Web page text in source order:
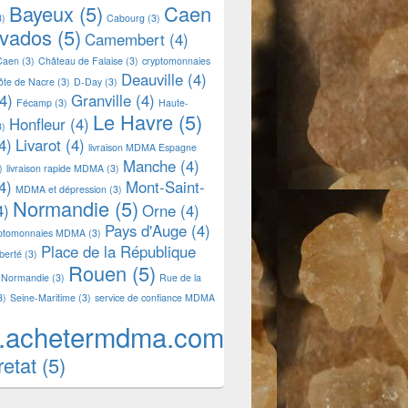
Bayeux (5) Cabourg (3) Caen
(5) Camembert (4)
(3) Château de Falaise (3) cryptomonnaies
de Nacre(3) D-Day (3) Deauville (4)
Fécamp (3) Granville (4) Haute-
Honfleur (4) Le Havre (5)
Livarot (4) livraison MDMA Espagne
livraison rapide MDMA (3) Manche (4)
MDMA et dépression (3) Mont-Saint-
Normandie (5) Orne (4)
MDMA (3) Pays d'Auge (4)
(3) Place de la République
(3) Rouen (5) Rue de la
Seine-Maritime (3) service de confiance MDMA
(5)